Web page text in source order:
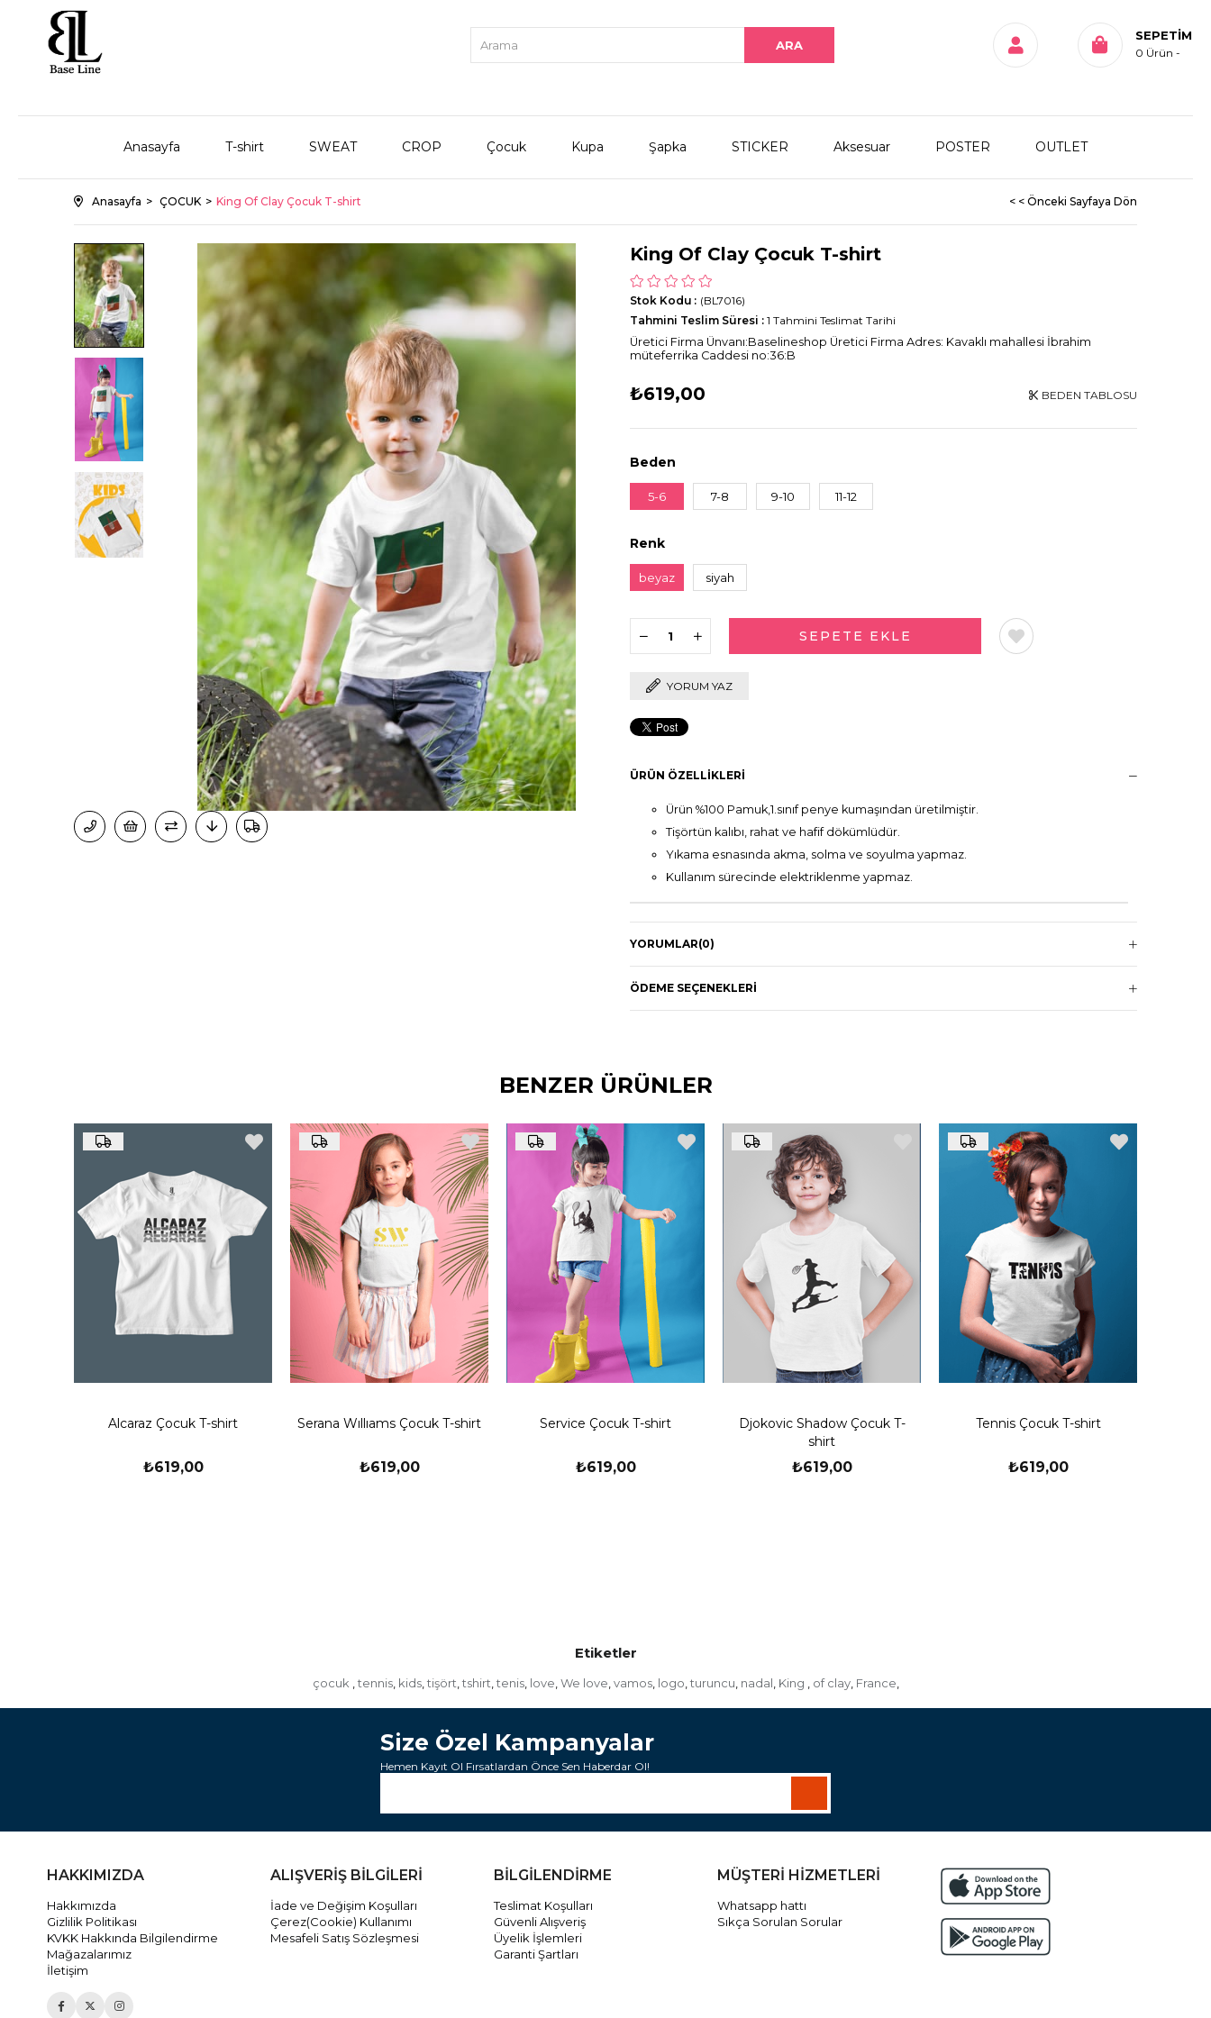
SEPETIM
0 Ürün
Anasayfa T-shirt SWEAT CROP Çocuk Kupa Şapka STICKER Aksesuar POSTER OUTLET
Anasayfa ÇOCUK King Of Clay Çocuk T-shirt < < Önceki Sayfaya Dön
King Of Clay Çocuk T-shirt
(BL7016)
Stok Kodu
Tahmini Teslim Süresi : 1 Tahmini Teslimat Tarihi
Üretici Firma Ünvanı:Baselineshop Üretici Firma Adres: Kavaklı mahallesi İbrahim
müteferrika Caddesi no:36:B
₺619,00 BEDEN TABLOSU
Beden
5-6 7-8 9-10 11-12
Renk
beyaz siyah
YORUM YAZ
ÜRÜN ÖZELLIKLERI
Ürün %100 Pamuk,1.sınıf penye kumaşından üretilmiştir.
Tişörtün kalıbı, rahat ve hafif dökümlüdür.
Yıkama esnasında akma, solma ve soyulma yapmaz.
Kullanım sürecinde elektriklenme yapmaz.
YORUMLAR(0)
ÖDEME SEÇENEKLERI
BENZER ÜRÜNLER
Alcaraz Çocuk T-shirt
₺619,00
Serana Wıllıams Çocuk T-shirt
₺619,00
Service Çocuk T-shirt
₺619,00
Djokovic Shadow Çocuk T-
shirt
₺619,00
Tennis Çocuk T-shirt
₺619,00
Etiketler
çocuk tennis, kids, tişört tshirt tenis, love We love vamos, logo turuncu nadal King of clay, France
Size Özel Kampanyalar
Hemen Kayıt Ol Fırsatlardan Önce Sen Haberdar Ol!
HAKKIMIZDA
Hakkımızda
Gizlilik Politikası
KVKK Hakkında Bilgilendirme
Mağazalarımız
İletişim
ALIŞVERİŞ BİLGİLERİ
İade ve Değişim Koşulları
Çerez(Cookie) Kullanımı
Mesafeli Satış Sözleşmesi
BİLGİLENDİRME
Teslimat Koşulları
Güvenli Alışveriş
Üyelik İşlemleri
Garanti Şartları
MÜŞTERİ HİZMETLERİ
Whatsapp hattı
Sıkça Sorulan Sorular